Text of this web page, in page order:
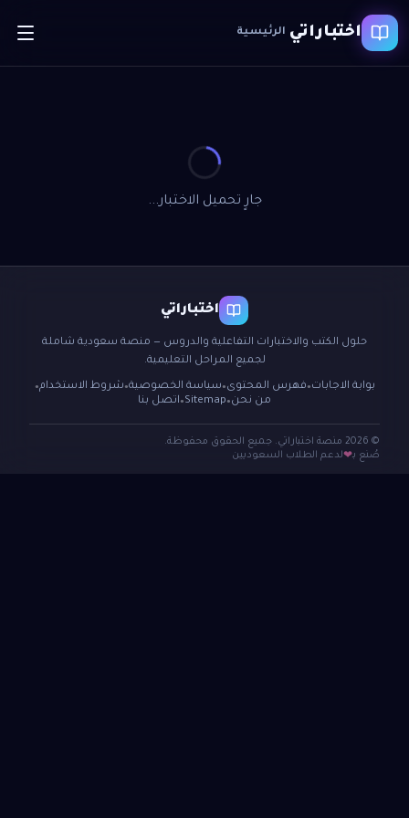
اختباراتي الرئيسية
جارٍ تحميل الاختبار...
اختباراتي
حلول الكتب والاختبارات التفاعلية والدروس — منصة سعودية شاملة
لجميع المراحل التعليمية.
بوابة الاجابات ● فهرس المحتوى ● سياسة الخصوصية● شروط الاستخدام●
من نحن ●
Sitemap
● اتصل بنا
© 2026 منصة اختباراتي. جميع الحقوق محفوظة.
صُنع بـ❤لدعم الطلاب السعوديين